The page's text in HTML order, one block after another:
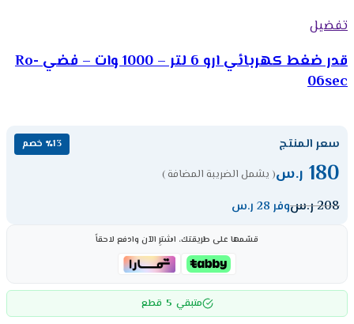
تفضيل
قدر ضغط كهربائي ارو 6 لتر – 1000 وات – فضي Ro-
06sec
سعر المنتج ٪13 خصم
180 ر.س( يشمل الضريبة المضافة )
208ر.سوفر 28 ر.س
قسّمها على طريقتك، اشترِ الآن وادفع لاحقاً
متبقي 5 قطع